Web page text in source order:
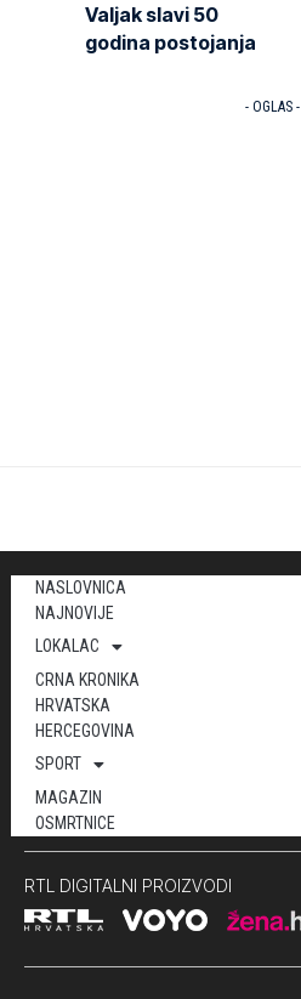
Valjak slavi 50
godina postojanja
- OGLAS -
NASLOVNICA
NAJNOVIJE
LOKALAC
CRNA KRONIKA
HRVATSKA
HERCEGOVINA
SPORT
MAGAZIN
OSMRTNICE
RTL DIGITALNI PROIZVODI